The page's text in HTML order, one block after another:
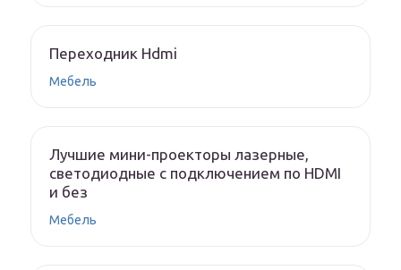
Переходник Hdmi
Мебель
Лучшие мини-проекторы лазерные,
светодиодные с подключением по HDMI
и без
Мебель